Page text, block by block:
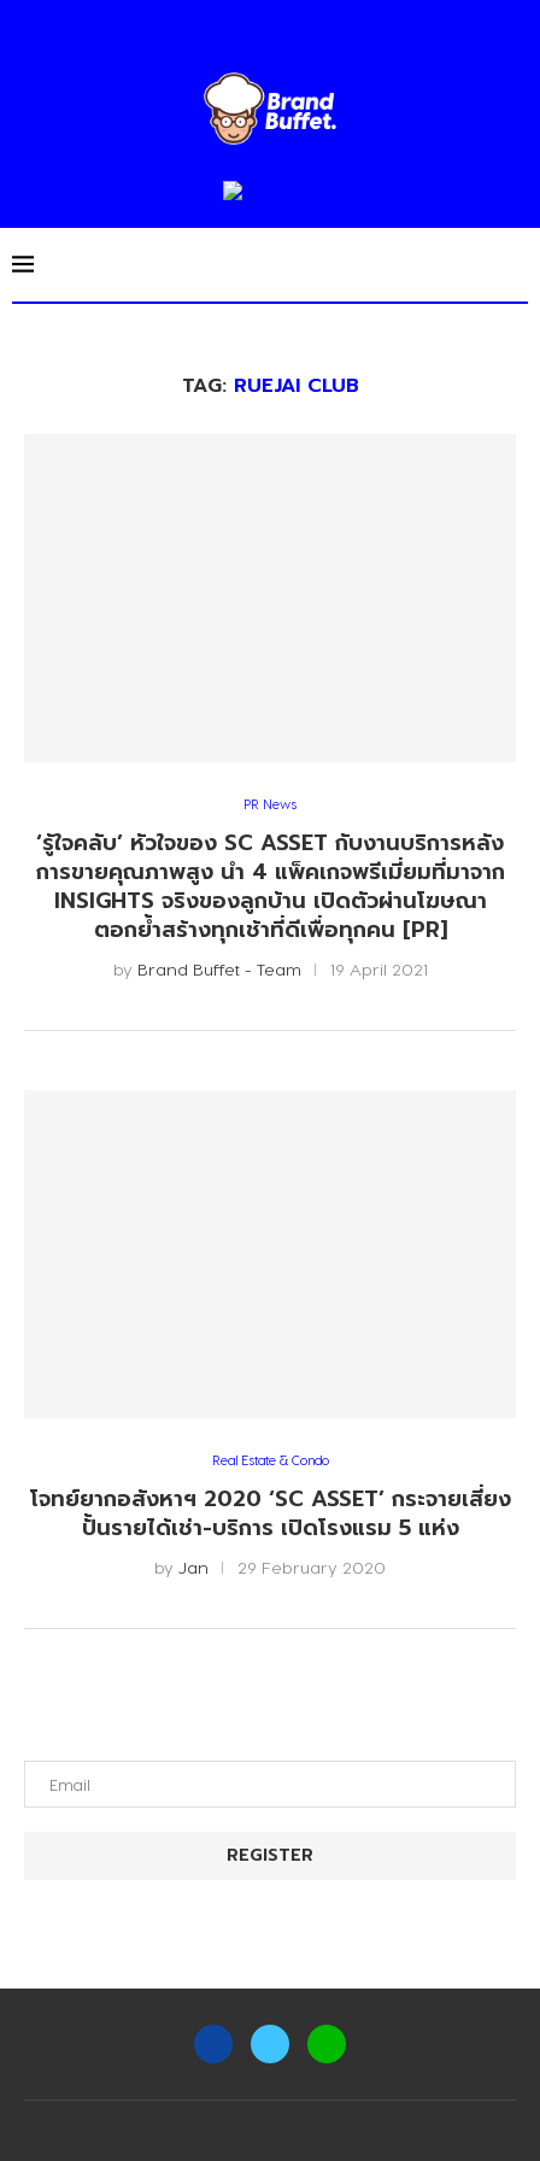
TAG: RUEJAI CLUB
PR News
‘รู้ใจคลับ’ หัวใจของ SC ASSET กับงานบริการหลัง
การขายคุณภาพสูง นำ 4 แพ็คเกจพรีเมี่ยมที่มาจาก
INSIGHTS จริงของลูกบ้าน เปิดตัวผ่านโฆษณา
ตอกย้ำสร้างทุกเช้าที่ดีเพื่อทุกคน [PR]
by Brand Buffet - Team 19 April 2021
Real Estate & Condo
โจทย์ยากอสังหาฯ 2020 ‘SC ASSET’ กระจายเสี่ยง
ปั้นรายได้เช่า-บริการ เปิดโรงแรม 5 แห่ง
by Jan 29 February 2020